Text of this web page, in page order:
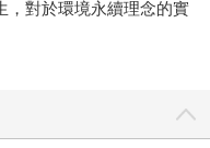
，對於環境永續理念的實